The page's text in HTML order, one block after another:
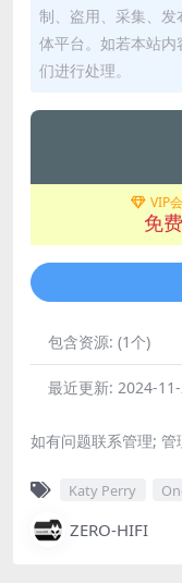
制、盗用、采集、
体平台。如若本站
们进行处理。
VIP
免费
包含资源: (1个)
最近更新: 2024-
如有问题联系管理;
Katy Perry
ZERO-HIFI